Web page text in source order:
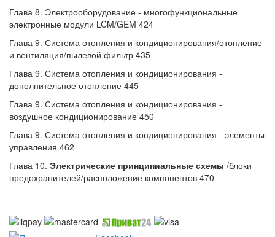
Глава 8. Электрооборудование - многофункциональные
электронные модули LCM/GEM 424
Глава 9. Система отопления и кондиционирования/отопление
и вентиляция/пылевой фильтр 435
Глава 9. Система отопления и кондиционирования -
дополнительное отопление 445
Глава 9. Система отопления и кондиционирования -
воздушное кондиционирование 450
Глава 9. Система отопления и кондиционирования - элементы
управления 462
Глава 10. Электрические принципиальные схемы /блоки
предохранителей/расположение компонентов 470